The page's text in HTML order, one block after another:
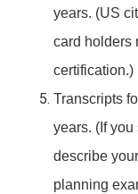
years. (US
card holders
certification.)
Transcripts
years. (If
describe
planning